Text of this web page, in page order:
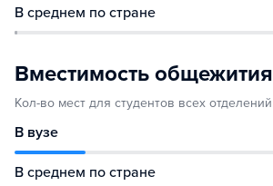
В среднем по стране
Вместимость общежития
Кол-во мест для студентов всех отделений
В вузе
В среднем по стране